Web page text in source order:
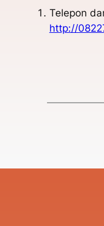
Telepon
http://